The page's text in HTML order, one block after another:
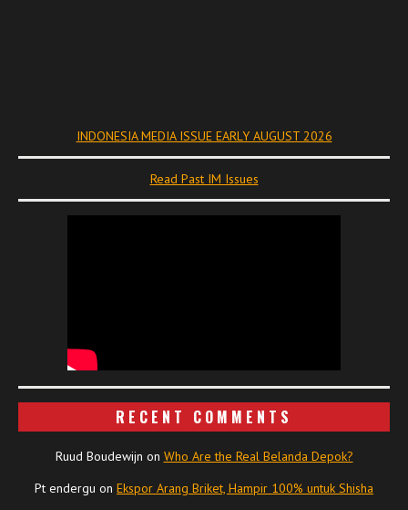
INDONESIA MEDIA ISSUE EARLY AUGUST 2026
Read Past IM Issues
RECENT COMMENTS
Ruud Boudewijn on Who Are the Real Belanda Depok?
Pt endergu on Ekspor Arang Briket, Hampir 100% untuk Shisha